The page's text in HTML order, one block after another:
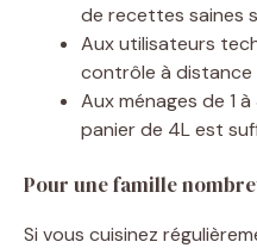
de recettes saines
Aux utilisateurs
contrôle à distance
Aux ménages de 1
panier de 4L est
Pour une famille
Si vous cuisinez